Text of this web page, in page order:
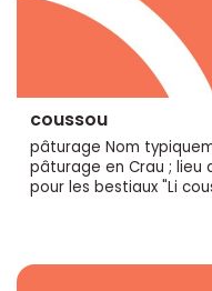
coussou
pâturage Nom
pâturage en Crau ; lieu
pour les bestiaux "Li